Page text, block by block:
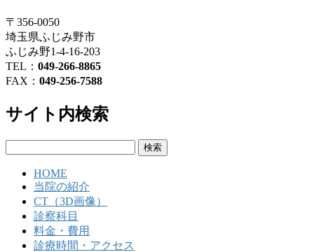
〒356-0050
埼玉県ふじみ野市
ふじみ野1-4-16-203
TEL： 049-266-8865
FAX： 049-256-7588
サイト内検索
HOME
当院の紹介
CT（3D画像）
診察科目
料金・費用
診療時間・アクセス